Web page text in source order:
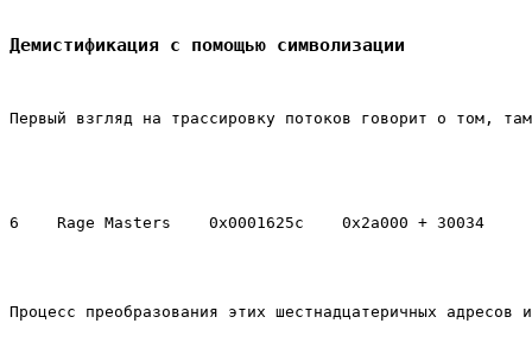
Демистификация с помощью символизации
Первый взгляд на трассировку потоков говорит о том,
Процесс преобразования этих шестнадцатеричных